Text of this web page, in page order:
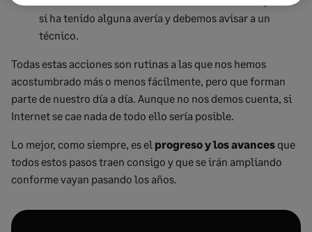
si ha tenido alguna avería y debemos avisar a un
técnico.
Todas estas acciones son rutinas a las que nos hemos
acostumbrado más o menos fácilmente, pero que forman
parte de nuestro día a día. Aunque no nos demos cuenta, si
Internet se cae nada de todo ello sería posible.
Lo mejor, como siempre, es el progreso y los avances que
todos estos pasos traen consigo y que se irán ampliando
conforme vayan pasando los años.